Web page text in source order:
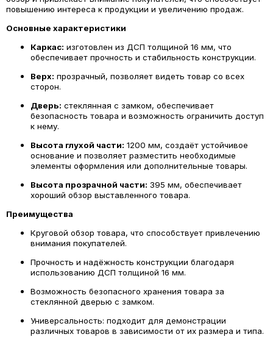
повышению интереса к продукции и увеличению продаж.
Основные характеристики
Каркас: изготовлен из ДСП толщиной 16 мм, что
обеспечивает прочность и стабильность конструкции.
Верх: прозрачный, позволяет видеть товар со всех
сторон.
Дверь: стеклянная с замком, обеспечивает
безопасность товара и возможность ограничить доступ
к нему.
Высота глухой части: 1200 мм, создаёт устойчивое
основание и позволяет разместить необходимые
элементы оформления или дополнительные товары.
Высота прозрачной части: 395 мм, обеспечивает
хороший обзор выставленного товара.
Преимущества
Круговой обзор товара, что способствует привлечению
внимания покупателей.
Прочность и надёжность конструкции благодаря
использованию ДСП толщиной 16 мм.
Возможность безопасного хранения товара за
стеклянной дверью с замком.
Универсальность: подходит для демонстрации
различных товаров в зависимости от их размера и типа.